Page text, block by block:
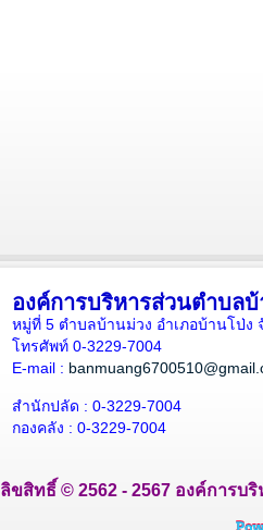
องค์การบริหารส่วนตำบล
หมู่ที่ 5 ตำบลบ้านม่วง อำเภอบ้านโป่ง
โทรศัพท์ 0-3229-7004
E-mail :
สำนักปลัด : 0-3229-7004
กองคลัง : 0-3229-7004
ลิขสิทธิ์ © 2562 - 2567 องค์การบ